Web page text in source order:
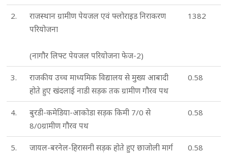
2.
राजस्थान ग्रामीण पेयजल एवं फ्लोराइड निराकरण
परियोजना
(नागौर लिफ्ट पेयजल परियोजना फेज-2)
1382
3.
राजकीय उच्च माध्यमिक विद्यालय से मुख्य आबादी
होते हुए खंदलाई नाडी सड़क तक ग्रामीण गौरव पथ
0.58
4.
बुरडी-कमेडिया-आकोडा सड़क किमी 7/0 से
8/0ग्रामीण गौरव पथ
0.58
5.
जायल-बरनेल-हिरासनी सड़क होते हुए छाजोली मार्ग
0.58